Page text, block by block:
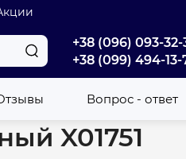
+38 (096) 093-32-
+38 (099) 494-13-
Вопрос - ответ
X01751
X01751